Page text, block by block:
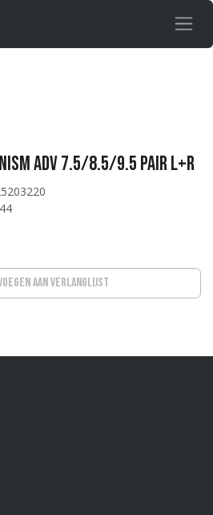
ADV 7.5/8.5/9.5 pair L+R
aan verlanglijst